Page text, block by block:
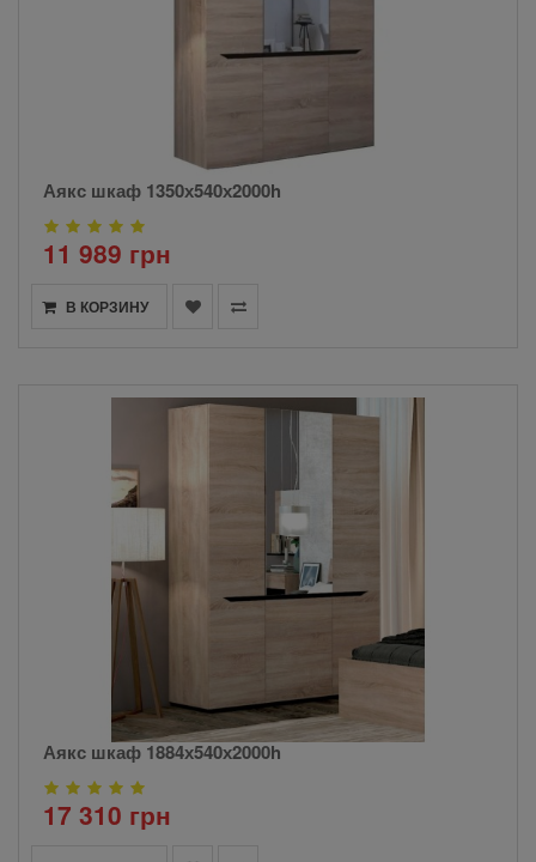
Аякс шкаф 1350х540х2000h
11 989 грн
В КОРЗИНУ
Аякс шкаф 1884х540х2000h
17 310 грн